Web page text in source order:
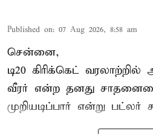
Published on: 07 Aug 2026, 8:58 am
சென்னை,
டி20 கிரிக்கெட்
வீரர் என்ற தனது
முறியடிப்பார் என்று பட்லர்